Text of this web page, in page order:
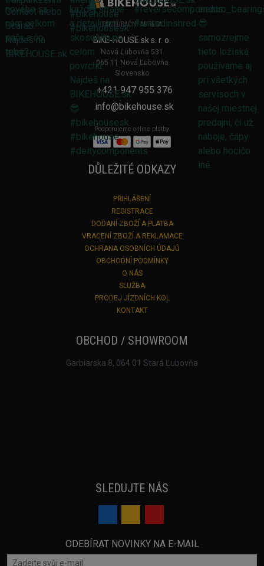
FAKTURAČNÍ ADRESA
BIKE-HOUSE.sk s. r. o.
Nová Ľubovňa 531
065 11 Nová Ľubovňa
Slovensko
+421 947 955 376
info@bikehouse.sk
Podporujeme online platby
DŮLEŽITÉ ODKAZY
PŘIHLÁŠENÍ
REGISTRACE
DODANÍ ZBOŽÍ A PLATBA
VRACENÍ ZBOŽÍ A REKLAMACE
OCHRANA OSOBNÍCH ÚDAJŮ
OBCHODNÍ PODMÍNKY
O NÁS
SLUŽBA
PRODEJ JÍZDNÍCH KOL
KONTAKT
OBCHOD / SHOWROOM
Garbiarska 8, 064 01 Stará Ľubovňa
SLEDUJTE NÁS
ODEBÍRAT NOVINKY NA E-MAIL